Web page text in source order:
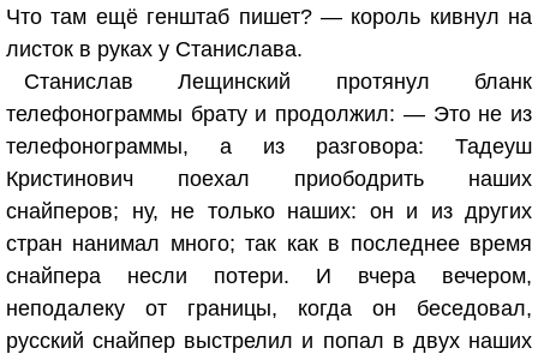
Что там ещё генштаб пишет? — король кивнул на
листок в руках у Станислава.
Станислав Лещинский протянул бланк
телефонограммы брату и продолжил: — Это не из
телефонограммы, а из разговора: Тадеуш
Кристинович поехал приободрить наших
снайперов; ну, не только наших: он и из других
стран нанимал много; так как в последнее время
снайпера несли потери. И вчера вечером,
неподалеку от границы, когда он беседовал,
русский снайпер выстрелил и попал в двух наших